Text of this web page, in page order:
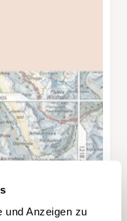
und Anzeigen zu